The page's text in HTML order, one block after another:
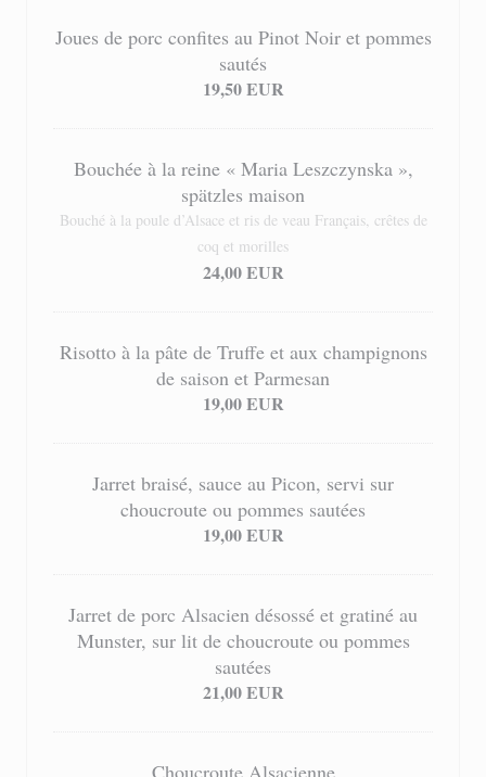
Joues de porc confites au Pinot Noir et pommes
sautés
19,50 EUR
Bouchée à la reine « Maria Leszczynska »,
spätzles maison
Bouché à la poule d’Alsace et ris de veau Français, crêtes de
coq et morilles
24,00 EUR
Risotto à la pâte de Truffe et aux champignons
de saison et Parmesan
19,00 EUR
Jarret braisé, sauce au Picon, servi sur
choucroute ou pommes sautées
19,00 EUR
Jarret de porc Alsacien désossé et gratiné au
Munster, sur lit de choucroute ou pommes
sautées
21,00 EUR
Choucroute Alsacienne